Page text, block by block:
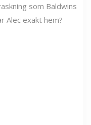
som Baldwins
Alec exakt hem?